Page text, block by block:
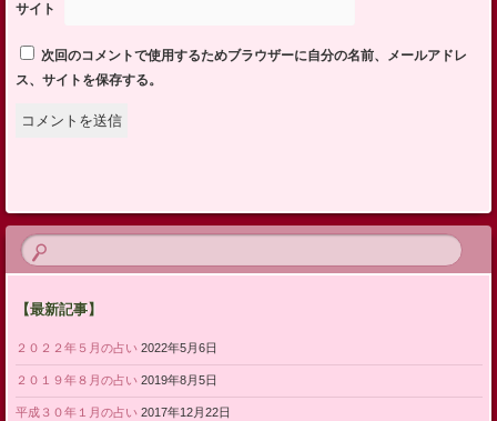
サイト
次回のコメントで使用するためブラウザーに自分の名前、メールアドレ
ス、サイトを保存する。
【最新記事】
２０２２年５月の占い 2022年5月6日
２０１９年８月の占い 2019年8月5日
平成３０年１月の占い 2017年12月22日